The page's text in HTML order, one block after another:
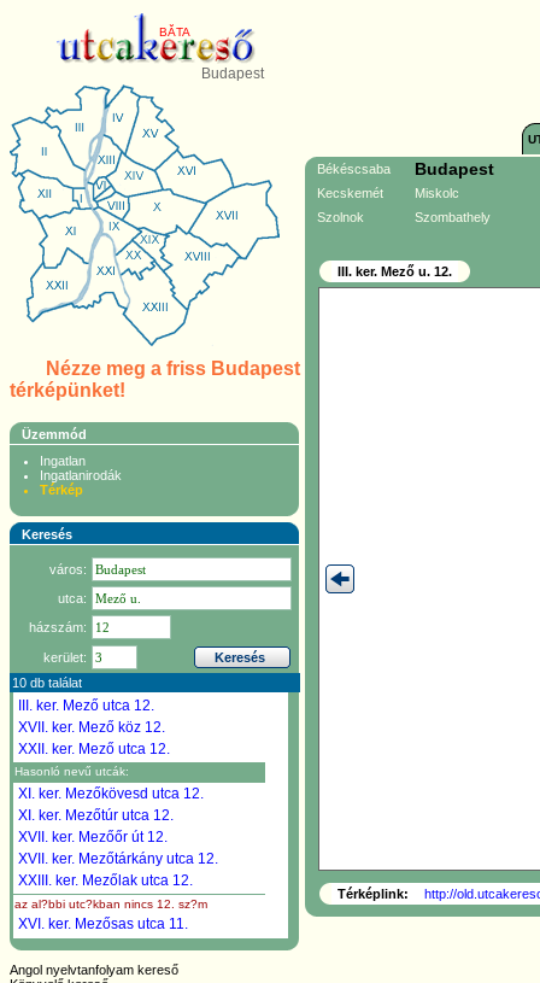
BĂTA
Budapest
Nézze meg a friss Budapest
térképünket!
Üzemmód
Ingatlan
Ingatlanirodák
Térkép
Keresés
város:
utca:
házszám:
kerület:
10 db találat
III. ker. Mező utca 12.
XVII. ker. Mező köz 12.
XXII. ker. Mező utca 12.
Hasonló nevű utcák:
XI. ker. Mezőkövesd utca 12.
XI. ker. Mezőtúr utca 12.
XVII. ker. Mezőőr út 12.
XVII. ker. Mezőtárkány utca 12.
XXIII. ker. Mezőlak utca 12.
az al?bbi utc?kban nincs 12. sz?m
XVI. ker. Mezősas utca 11.
XVII. ker.
Angol nyelvtanfolyam kereső
Békéscsaba Budapest
Kecskemét
Miskolc
Szolnok
Szombathely
III. ker. Mező u. 12.
Térképlink: http://